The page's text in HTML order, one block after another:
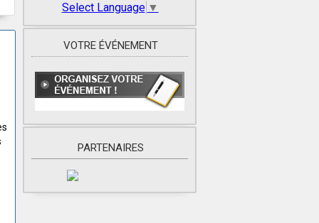
Select Language ▼
VOTRE ÉVÉNEMENT
PARTENAIRES